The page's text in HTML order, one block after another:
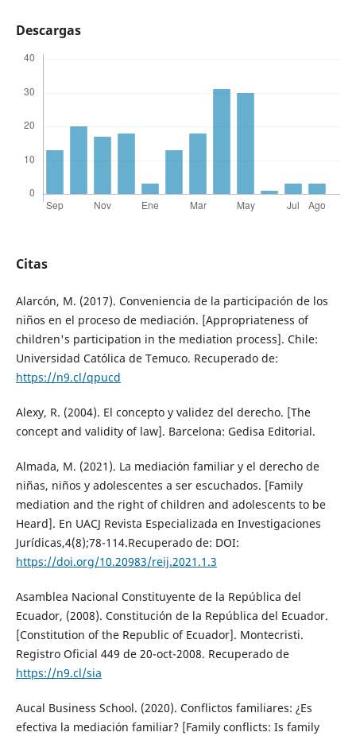
Descargas
Citas
Alarcón, M. (2017). Conveniencia de la participación de los
niños en el proceso de mediación. [Appropriateness of
children's participation in the mediation process]. Chile:
Universidad Católica de Temuco. Recuperado de:
https://n9.cl/qpucd
Alexy, R. (2004). El concepto y validez del derecho. [The
concept and validity of law]. Barcelona: Gedisa Editorial.
Almada, M. (2021). La mediación familiar y el derecho de
niñas, niños y adolescentes a ser escuchados. [Family
mediation and the right of children and adolescents to be
Heard]. En UACJ Revista Especializada en Investigaciones
Jurídicas,4(8);78-114.Recuperado de: DOI:
https://doi.org/10.20983/reij.2021.1.3
Asamblea Nacional Constituyente de la República del
Ecuador, (2008). Constitución de la República del Ecuador.
[Constitution of the Republic of Ecuador]. Montecristi.
Registro Oficial 449 de 20-oct-2008. Recuperado de
https://n9.cl/sia
Aucal Business School. (2020). Conflictos familiares: ¿Es
efectiva la mediación familiar? [Family conflicts: Is family